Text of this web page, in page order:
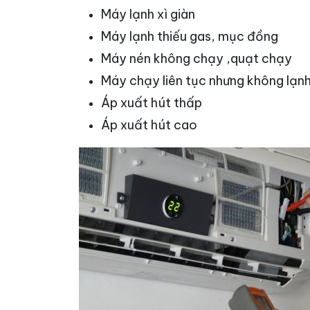
Máy lạnh xì giàn
Máy lạnh thiếu gas, mục đồng
Máy nén không chạy ,quạt chạy
Máy chạy liên tục nhưng không
Áp xuất hút thấp
Áp xuất hút cao